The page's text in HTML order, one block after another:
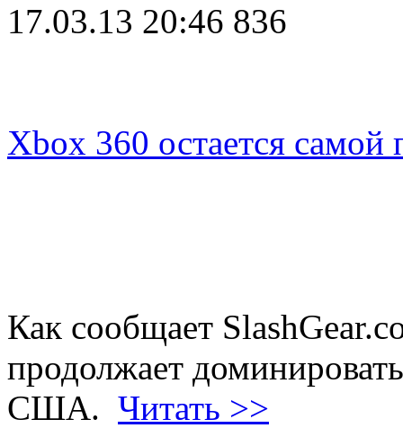
17.03.13 20:46 836
Xbox 360 остается
Как сообщает
продолжает
США. Читать >>